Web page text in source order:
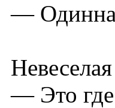
—
— Это где